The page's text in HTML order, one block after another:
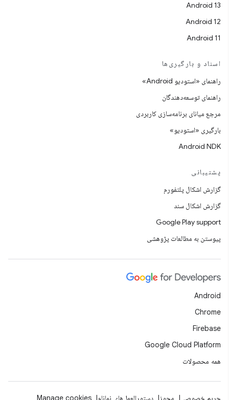
Android 13
Android 12
Android 11
اسناد و بارگیری‌ها
راهنمای «استودیو Android»
راهنمای توسعه‌دهندگان
مرجع میانای برنامه‌سازی کاربردی
بارگیری «استودیو»
Android NDK
پشتیبانی
گزارش اشکال پلتفورم
گزارش اشکال سند
Google Play support
پیوستن به مطالعات پژوهشی
Android
Chrome
Firebase
Google Cloud Platform
همه محصولات
حریم خصوصی مجوز دستورالعمل‌های نمانام Manage cookies